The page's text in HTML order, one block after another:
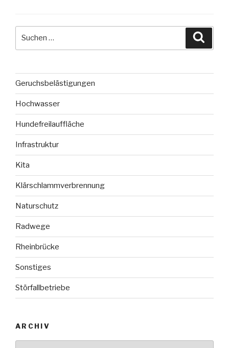
Geruchsbelästigungen
Hochwasser
Hundefreilauffläche
Infrastruktur
Kita
Klärschlammverbrennung
Naturschutz
Radwege
Rheinbrücke
Sonstiges
Störfallbetriebe
ARCHIV